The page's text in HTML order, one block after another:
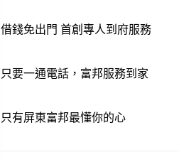
借錢免出門 首創專人到府服務
只要一通電話，富邦服務到家
只有屏東富邦最懂你的心